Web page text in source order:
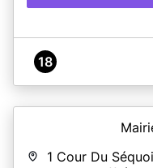
A propos de Mairie de
18
1 Cour Du